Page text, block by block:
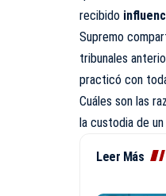
recibido
Supremo
tribunales
practicó con
Cuáles son las
la custodia de
Leer Más